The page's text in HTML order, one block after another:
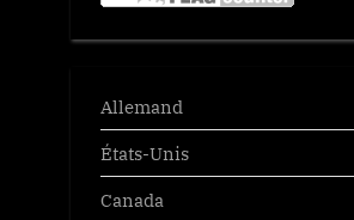
Allemand
États-Unis
Canada